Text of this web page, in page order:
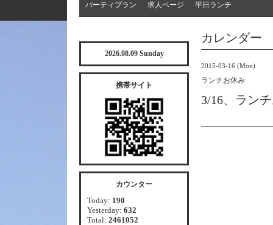
パーティプラン 求人ページ 平日ランチ
カレンダー
2015-03-16 (Mon)
ランチお休み
3/16、ラン
2026.08.09 Sunday
携帯サイト
カウンター
Today: 190
Yesterday: 632
Total: 2461052